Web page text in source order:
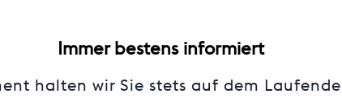
Immer bestens informiert
halten wir Sie stets auf dem